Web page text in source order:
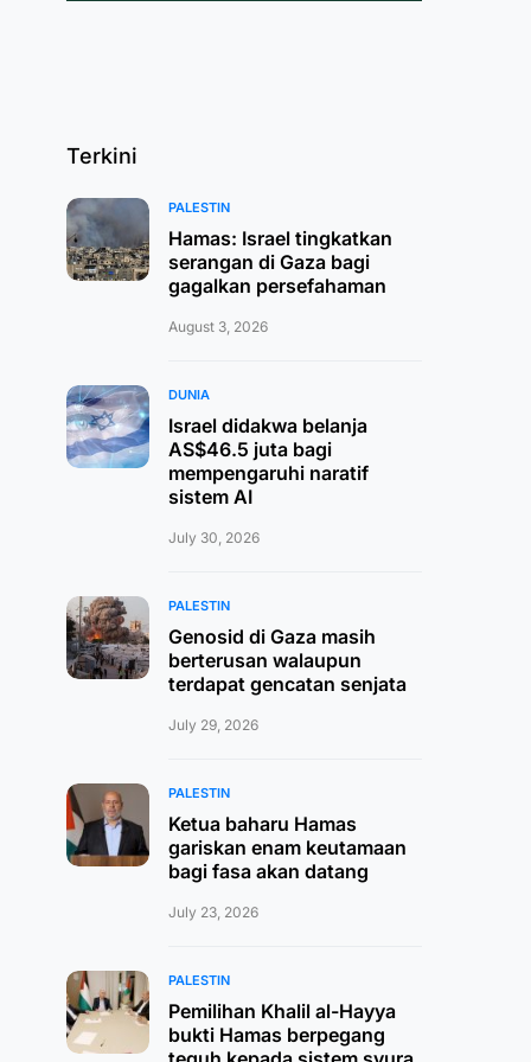
Terkini
PALESTIN
Hamas: Israel tingkatkan
serangan di Gaza bagi
gagalkan persefahaman
August 3, 2026
DUNIA
Israel didakwa belanja
AS$46.5 juta bagi
mempengaruhi naratif
sistem AI
July 30, 2026
PALESTIN
Genosid di Gaza masih
berterusan walaupun
terdapat gencatan senjata
July 29, 2026
PALESTIN
Ketua baharu Hamas
gariskan enam keutamaan
bagi fasa akan datang
July 23, 2026
PALESTIN
Pemilihan Khalil al-Hayya
bukti Hamas berpegang